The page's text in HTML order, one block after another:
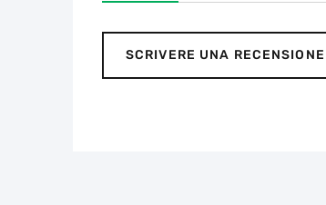
SCRIVERE UNA RECENSIONE